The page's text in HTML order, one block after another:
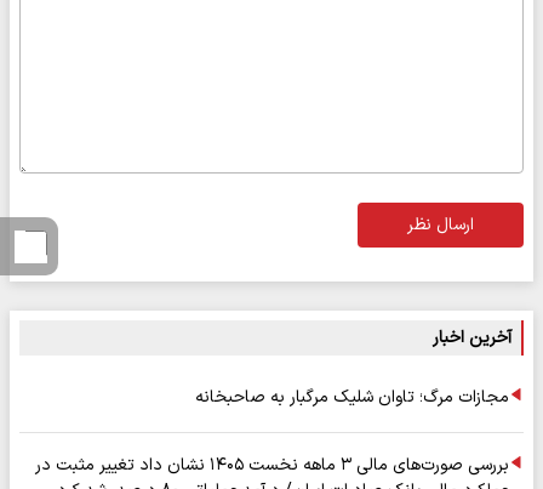
ارسال نظر
آخرین اخبار
مجازات مرگ؛ تاوان شلیک مرگبار به صاحبخانه
بررسی صورت‌های مالی ۳ ماهه نخست ۱۴۰۵ نشان داد تغییر مثبت در